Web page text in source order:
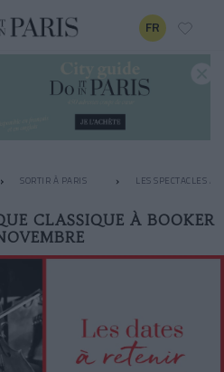
FR
SORTIR À PARIS LES SPECTACLES À
CLASSIQUE À BOOKER